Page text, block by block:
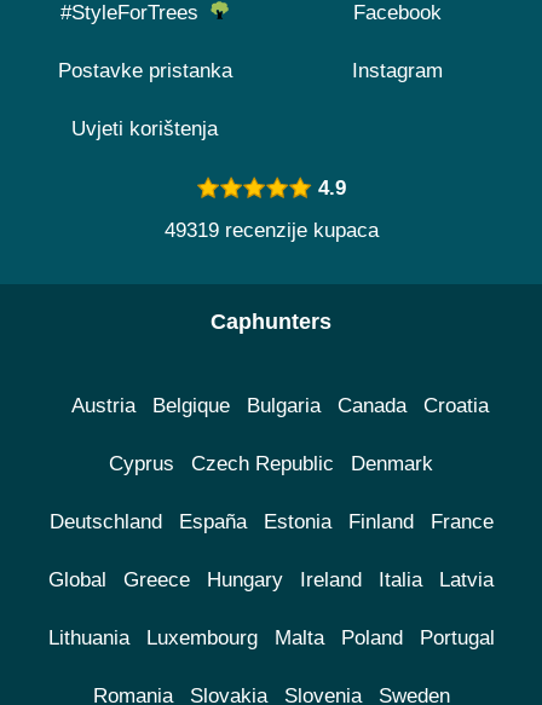
#StyleForTrees
Postavke pristanka
Uvjeti korištenja
Facebook
Instagram
4.9
49319 recenzije kupaca
Caphunters
Austria Belgique Bulgaria Canada Croatia
Cyprus Czech Republic Denmark
Deutschland España Estonia Finland France
Global Greece Hungary Ireland Italia Latvia
Lithuania Luxembourg Malta Poland Portugal
Romania Slovakia Slovenia Sweden